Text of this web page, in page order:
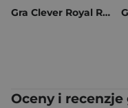
Gra Clever Royal Rzuć na tacę edycja królewska
Oceny i recenzje